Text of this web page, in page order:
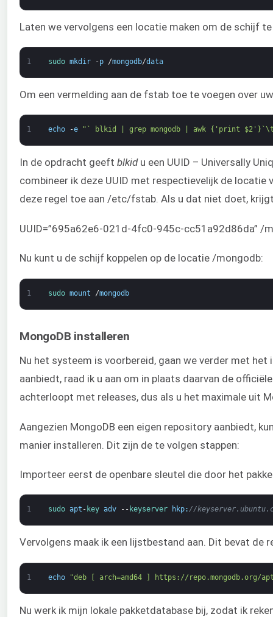
Laten we vervolgens een locatie maken om de schijf
1 sudo mkdir -p /mongodb/data
Om een vermelding aan de fstab toe te voegen over
1 echo -e "` blkid | grep mongodb | awk {'print $2'}`\t/
In de opdracht geeft blkid u een UUID – Universally
combineer ik deze UUID met respectievelijk de
deze regel toe aan /etc/fstab. Als u dat niet doet,
UUID=”695a62e6-021d-4fc0-945c-cc51a92d86da” /
Nu kunt u de schijf koppelen op de locatie /mongodb:
1 sudo mount /mongodb
MongoDB installeren
Nu het systeem is voorbereid, gaan we verder met het
aanbiedt, raad ik u aan om in plaats daarvan de
achterloopt met releases, dus als u het maximale uit
Aangezien MongoDB een eigen repository aanbiedt,
manier installeren. Dit zijn de te volgen stappen:
Importeer eerst de openbare sleutel die door het
1 sudo apt - key adv -- keyserver hkp: //
Vervolgens maak ik een lijstbestand aan. Dit bevat de
1 echo "deb [ arch=amd64 ] https://repo.mongodb.org/
Nu werk ik mijn lokale pakketdatabase bij, zodat ik